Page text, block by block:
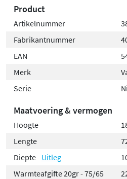
LCD-scherm met verlichte
Intuïtief bedieningsscherm
Afzonderlijke aan/uit-knop
Ingebouwde RF-ontvanger
Product
Artikelnummer
Fabrikantnummer
EAN
Merk
Serie
Maatvoering & vermogen
Hoogte
Lengte
Diepte Uitleg
Warmteafgifte 20gr - 75/65